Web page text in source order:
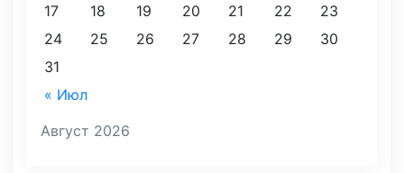
Август 2026
« Июл
17
18 19 20 21 22
23
24
25 26 27 28 29
30
31